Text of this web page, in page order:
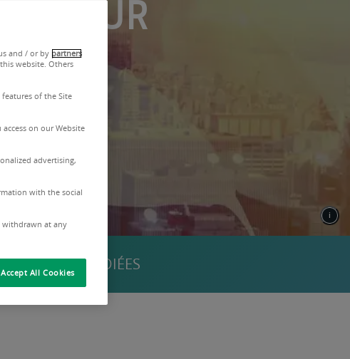
POUR
ÉQUIPES DÉDIÉES
and / or by partners
website. Others
of the Site
on our Website
advertising,
with the social
withdrawn at any
Accept All Cookies